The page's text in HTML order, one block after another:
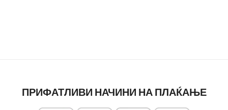
ПРИФАТЛИВИ НАЧИНИ НА ПЛАЌАЊЕ